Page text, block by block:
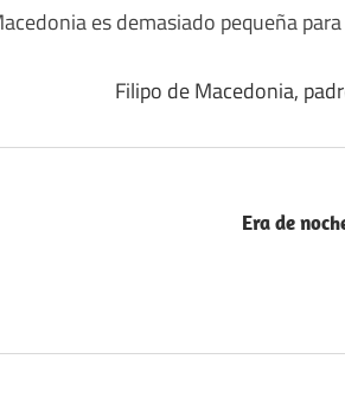
es demasiado pequeña
Filipo de Macedonia,
Era de